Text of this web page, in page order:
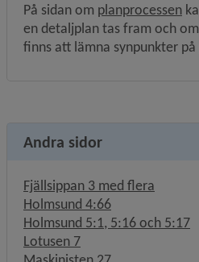
På sidan om planprocessen
en detaljplan tas fram och
finns att lämna synpunkter
Andra sidor
Fjällsippan 3 med flera
Holmsund 4:66
Holmsund 5:1, 5:16 och 5:17
Lotusen 7